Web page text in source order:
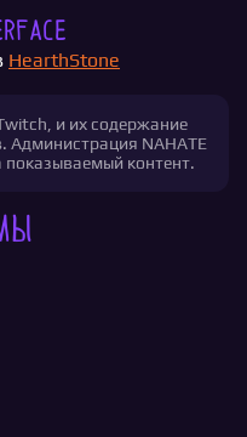
HearthStone
и их содержание
Администрация NAHATE
показываемый контент.